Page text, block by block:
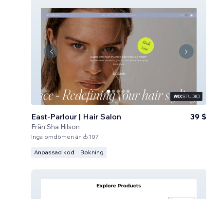
East-Parlour | Hair Salon
Från Sha Hilson
39 $
Inga omdömen än 107
Anpassad kod Bokning